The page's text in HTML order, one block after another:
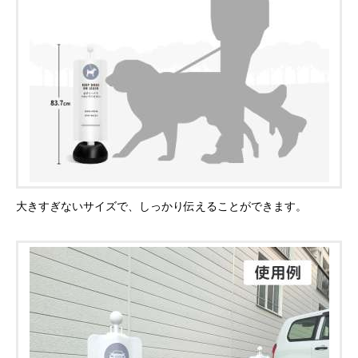
大きすぎないサイズで、しっかり伝えることができます。